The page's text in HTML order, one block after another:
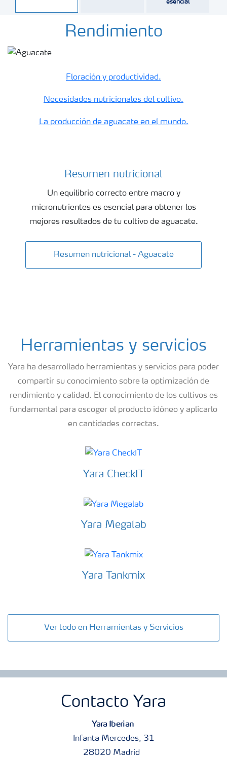
esencial
Rendimiento
Floración y productividad.
Necesidades nutricionales del cultivo.
La producción de aguacate en el mundo.
Resumen nutricional de aguacate
Resumen nutricional
Un equilibrio correcto entre macro y
micronutrientes es esencial para obtener los
mejores resultados de tu cultivo de aguacate.
Resumen nutricional - Aguacate
Herramientas y servicios
Yara ha desarrollado herramientas y servicios para poder
compartir su conocimiento sobre la optimización de
rendimiento y calidad. El conocimiento de los cultivos es
fundamental para escoger el producto idóneo y aplicarlo
en cantidades correctas.
Yara CheckIT
Yara Megalab
Yara Tankmix
Ver todo en Herramientas y Servicios
Contacto Yara
Yara Iberian
Infanta Mercedes, 31
28020 Madrid